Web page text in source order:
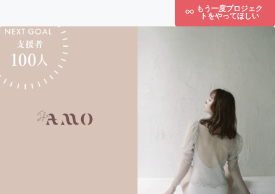
もう一度プロジェク
トをやってほしい